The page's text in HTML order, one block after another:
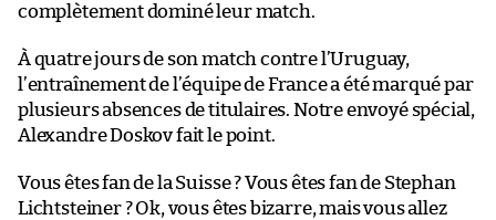
complètement dominé leur match.
À quatre jours de son match contre l’Uruguay,
l’entraînement de l’équipe de France a été marqué par
plusieurs absences de titulaires. Notre envoyé spécial,
Alexandre Doskov fait le point.
Vous êtes fan de la Suisse ? Vous êtes fan de Stephan
Lichtsteiner ? Ok, vous êtes bizarre, mais vous allez